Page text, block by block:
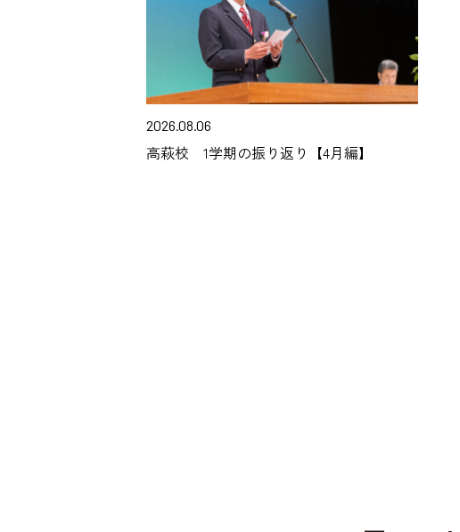
2026.08.06
高萩校 1学期の振り返り【4月編】